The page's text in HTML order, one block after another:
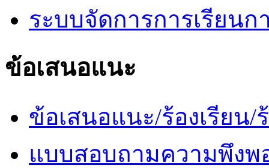
ระบบจัดการการเรียน
ข้อเสนอแนะ
ข้อเสนอแนะ/ร้องเรียน/
แบบสอบถามความพึงพ